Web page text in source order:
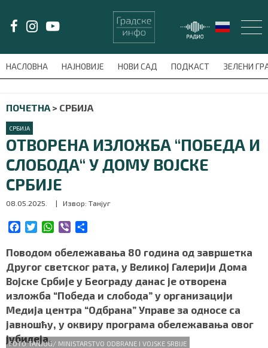
НАСЛОВНА НАЈНОВИЈЕ НОВИ САД ПОДКАСТ ЗЕЛЕНИ
meni'); $this_item = current( wp_filter_object_list(
ПОЧЕТНА > СРБИЈА
СРБИЈА
ОТВОРЕНА ИЗЛОЖБА “ПОБЕДА И
СЛОБОДА“ У ДОМУ ВОЈСКЕ
СРБИЈЕ
08.05.2025. | Извор: Танјуг
c
e
b
o
o
k
i
t
t
e
r
W
a
t
s
A
p
p
b
e
r
a
r
Поводом обележавања 80 година од завршетка
Другог светског рата, у Великој Галерији Дома
Војске Србије у Београду данас је отворена
изложба “Победа и слобода” у организацији
Медија центра “Одбрана” Управе за односе са
јавношћу, у оквиру програма обележавања овог
јубилеја.
FOTO TANJUG/ MINISTARSTVO ODBRANE I VOJSKE SRBIJE
LAT/ЋИР
НАСЛОВНА
НАЈНОВИЈЕ
НОВИ САД
ПОДКАСТ
ЗЕЛЕНИ ГРАД
ВИДЕО
СПЕЦИЈАЛИ
БЛОГ
СРБИЈА